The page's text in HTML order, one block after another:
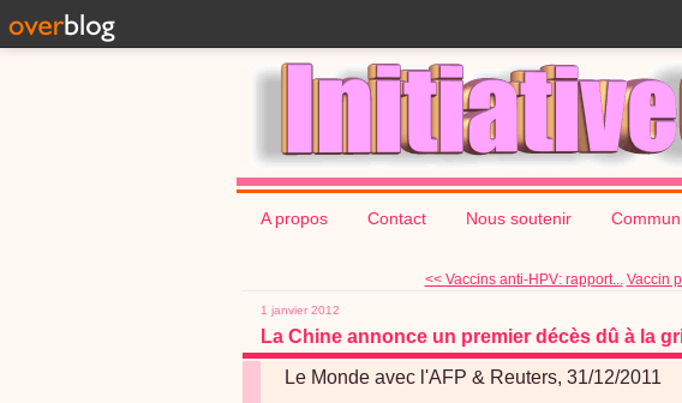
A propos Contact Nous soutenir
<< Vaccins anti-HPV: rapport... Vaccin
1 janvier 2012
La Chine annonce un premier décès dû à la
Le Monde avec l'AFP & Reuters, 31/12/2011